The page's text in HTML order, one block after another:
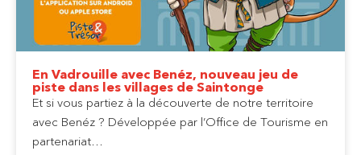
En Vadrouille avec Benéz, nouveau jeu de
piste dans les villages de Saintonge
Et si vous partiez à la découverte de notre territoire
avec Benéz ? Développée par l’Office de Tourisme en
partenariat…